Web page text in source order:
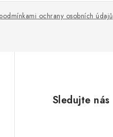
ochrany osobních údajů